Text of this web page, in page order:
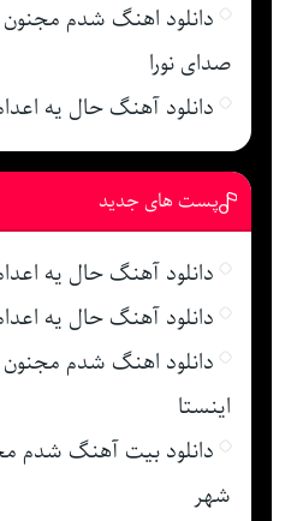
دانلود اهنگ شدم
صدای نورا
دانلود آهنگ حال یه
پست های جدید
دانلود آهنگ حال یه
دانلود آهنگ حال یه
دانلود اهنگ شدم
اینستا
دانلود بیت آهنگ شدم
شهر